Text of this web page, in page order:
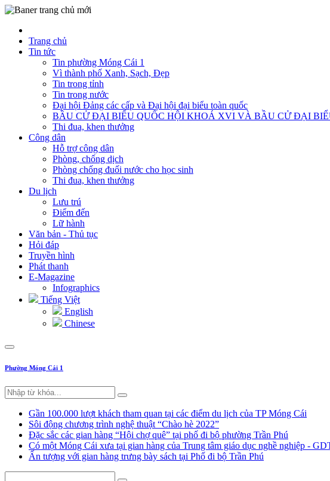
Trang chủ
Tin tức
Tin phường Móng Cái 1
Vì thành phố Xanh, Sạch, Đẹp
Tin trong tỉnh
Tin trong nước
Đại hội Đảng các cấp và Đại hội đại biểu toàn quốc
BẦU CỬ ĐẠI BIỂU QUỐC HỘI KHOÁ XVI VÀ BẦU CỬ ĐẠI
Thi đua, khen thưởng
Công dân
Hỗ trợ công dân
Phòng, chống dịch
Phòng chống đuối nước cho học sinh
Thi đua, khen thưởng
Du lịch
Lưu trú
Điểm đến
Lữ hành
Văn bản - Thủ tục
Hỏi đáp
Truyền hình
Phát thanh
E-Magazine
Infographics
Tiếng Việt
English
Chinese
Phường Móng Cái 1
Gần 100.000 lượt khách tham quan tại các điểm du lịch của TP Móng Cái
Sôi động chương trình nghệ thuật “Chào hè 2022”
Đặc sắc các gian hàng “Hội chợ quê” tại phố đi bộ phường Trần Phú
Có một Móng Cái xưa tại gian hàng của Trung tâm giáo dục nghề nghiệp -
Ấn tượng với gian hàng trưng bày sách tại Phố đi bộ Trần Phú